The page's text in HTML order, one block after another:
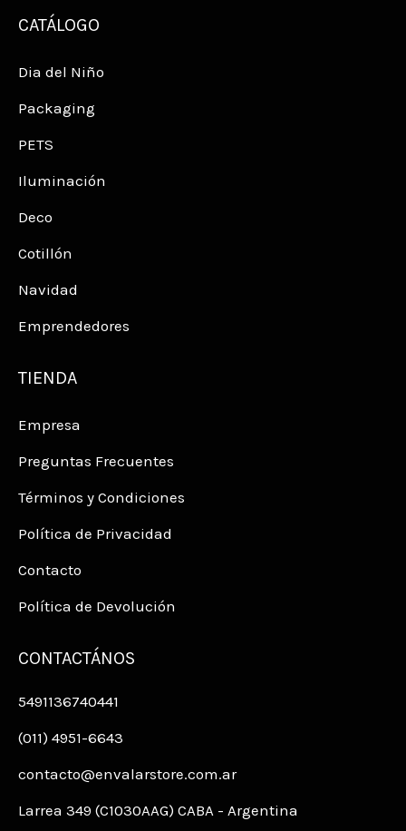
CATÁLOGO
Dia del Niño
Packaging
PETS
Iluminación
Deco
Cotillón
Navidad
Emprendedores
TIENDA
Empresa
Preguntas Frecuentes
Términos y Condiciones
Política de Privacidad
Contacto
Política de Devolución
CONTACTÁNOS
5491136740441
(011) 4951-6643
contacto@envalarstore.com.ar
Larrea 349 (C1030AAG) CABA - Argentina